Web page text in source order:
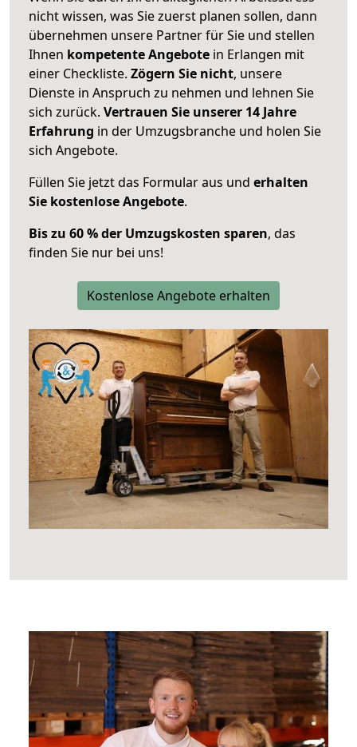
nicht wissen, was Sie zuerst planen sollen, dann
übernehmen unsere Partner für Sie und stellen
Ihnen kompetente Angebote in Erlangen mit
einer Checkliste. Zögern Sie nicht, unsere
Dienste in Anspruch zu nehmen und lehnen Sie
sich zurück. Vertrauen Sie unserer 14 Jahre
Erfahrung in der Umzugsbranche und holen Sie
sich Angebote.
Füllen Sie jetzt das Formular aus und erhalten
Sie kostenlose Angebote.
Bis zu 60 % der Umzugskosten sparen, das
finden Sie nur bei uns!
Kostenlose Angebote erhalten